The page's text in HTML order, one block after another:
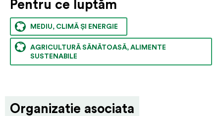
Pentru ce luptăm
MEDIU, CLIMĂ ȘI ENERGIE
AGRICULTURĂ SĂNĂTOASĂ, ALIMENTE
SUSTENABILE
Organizatie asociata